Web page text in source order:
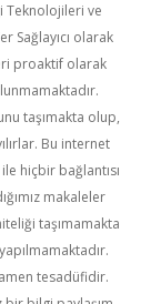
Teknolojileri ve
Sağlayıcı olarak
proaktif olarak
taşımakta olup,
Bu internet
hiçbir bağlantısı
makaleler
taşımamakta
tesadüfidir.